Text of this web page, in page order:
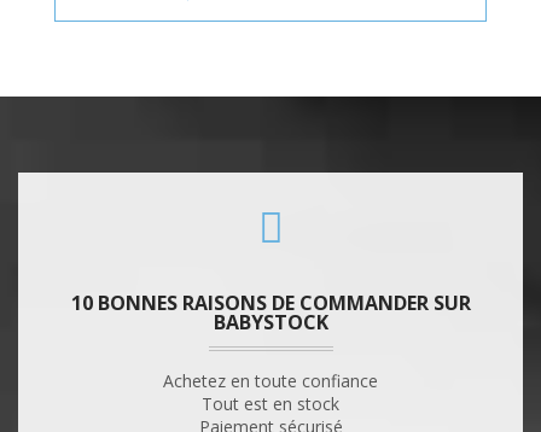
10 BONNES RAISONS DE COMMANDER SUR
BABYSTOCK
Achetez en toute confiance
Tout est en stock
Paiement sécurisé